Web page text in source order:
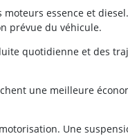
essence et
prévue du véhicule.
quotidienne et des
une meilleure
Une